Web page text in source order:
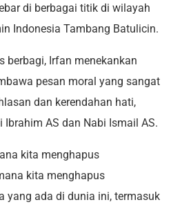
di berbagai titik di wilayah
Indonesia Tambang Batulicin.
berbagi, Irfan menekankan
pesan moral yang sangat
dan kerendahan hati,
Ibrahim AS dan Nabi Ismail AS.
kita menghapus
kita menghapus
yang ada di dunia ini, termasuk